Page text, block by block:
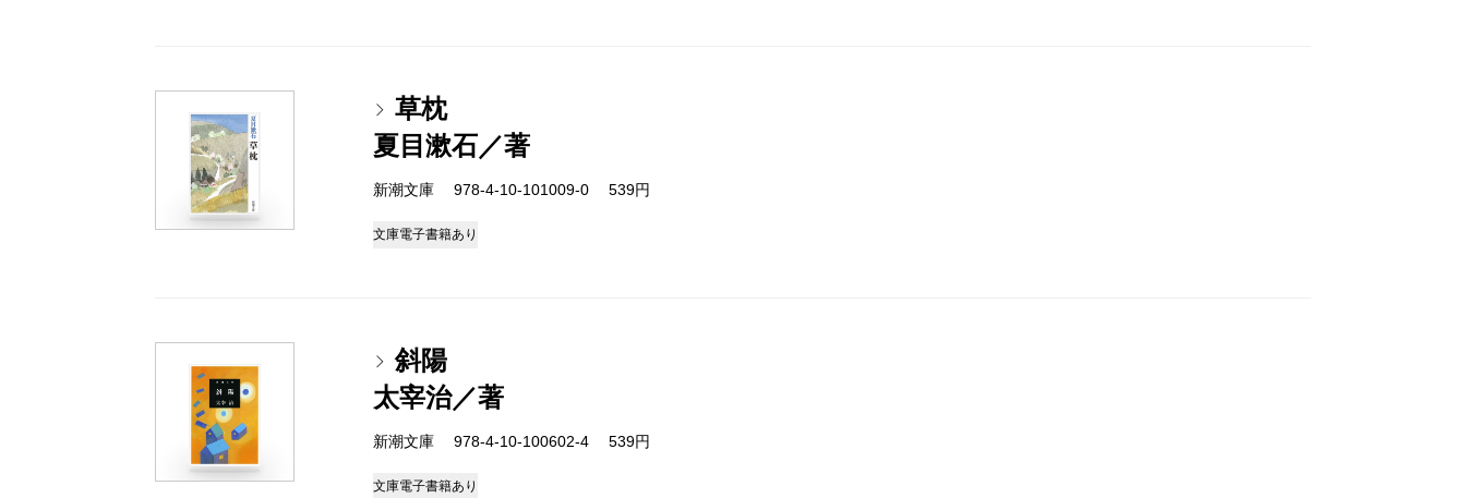
草枕
夏目漱石／著
新潮文庫 978-4-10-101009-0 539円
文庫電子書籍あり
斜陽
太宰治／著
新潮文庫 978-4-10-100602-4 539円
文庫電子書籍あり